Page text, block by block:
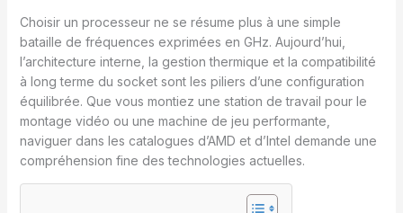
Choisir un processeur ne se résume plus à une simple
bataille de fréquences exprimées en GHz. Aujourd’hui,
l’architecture interne, la gestion thermique et la compatibilité
à long terme du socket sont les piliers d’une configuration
équilibrée. Que vous montiez une station de travail pour le
montage vidéo ou une machine de jeu performante,
naviguer dans les catalogues d’AMD et d’Intel demande une
compréhension fine des technologies actuelles.